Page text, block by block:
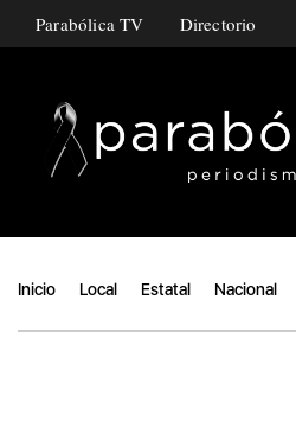
Parabólica TV Directorio
Inicio Local Estatal Nacional